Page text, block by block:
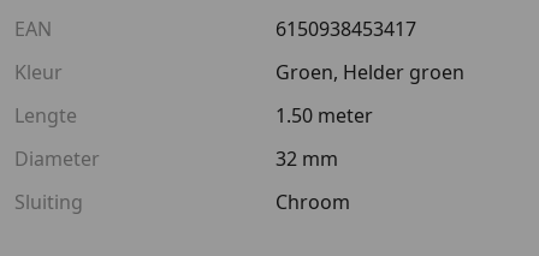
EAN
6150938453417
Kleur
Groen, Helder groen
Lengte
1.50 meter
Diameter
32 mm
Sluiting
Chroom